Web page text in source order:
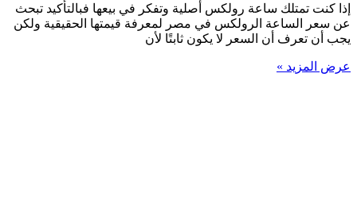
إذا كنت تمتلك ساعة رولكس أصلية وتفكر في بيعها فبالتأكيد تبحث
عن سعر الساعة الرولكس في مصر لمعرفة قيمتها الحقيقية ولكن
يجب أن تعرف أن السعر لا يكون ثابتًا لأن
عرض المزيد »